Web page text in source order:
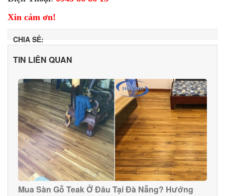
Xin cảm ơn!
CHIA SẺ:
TIN LIÊN QUAN
Mua Sàn Gỗ Teak Ở Đâu Tại Đà Nẵng? Hướng